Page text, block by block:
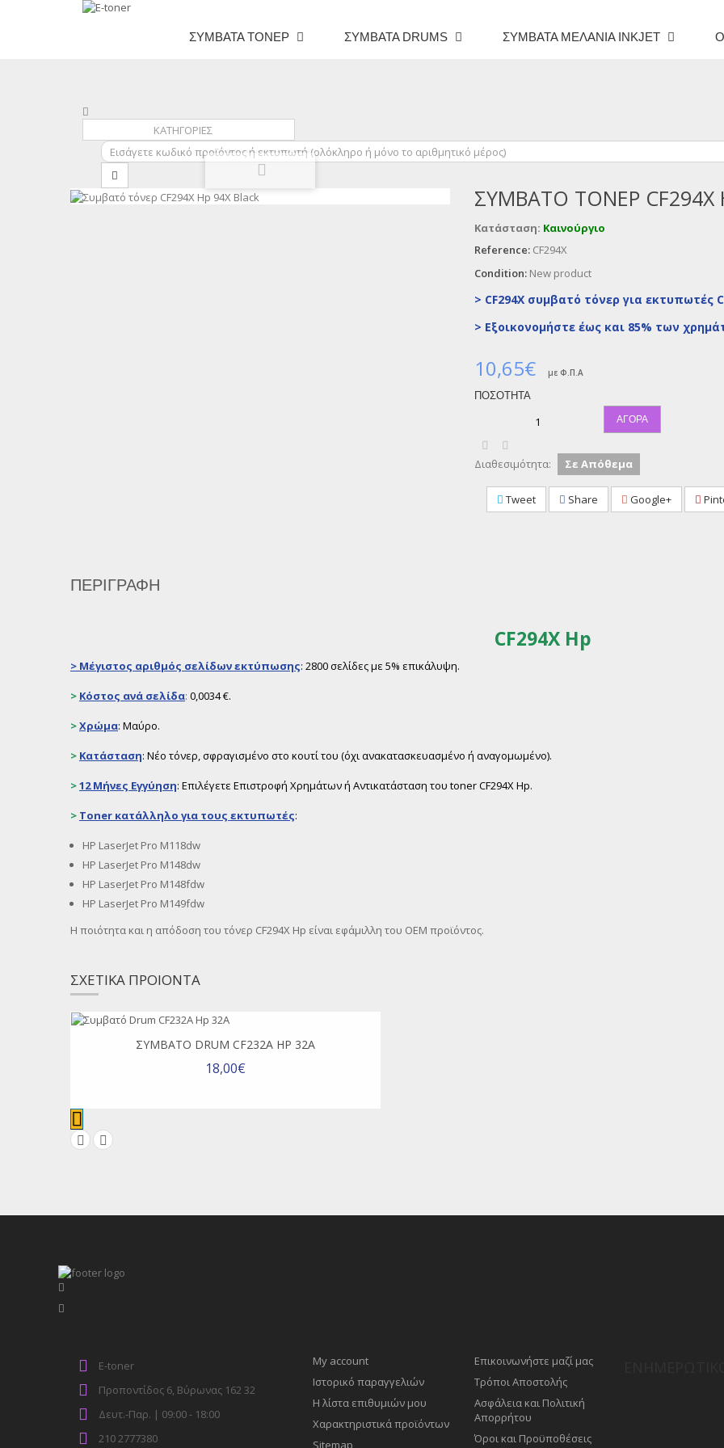
ΣΥΜΒΑΤΆ ΤΌΝΕΡ ΣΥΜΒΑΤΆ DRUMS ΣΥΜΒΑΤΆ ΜΕΛΆΝΙΑ INKJET
ΚΑΤΗΓΟΡΙΕΣ
ΣΥΜΒΑΤΌ ΤΌΝΕΡ CF294X
Κατάσταση: Καινούργιο
Reference: CF294X
Condition: New product
> CF294X συμβατό τόνερ για εκτυπωτές
> Εξοικονομήστε έως και 85% των
10,65€ με Φ.Π.Α
ΠΟΣΌΤΗΤΑ
ΑΓΟΡΆ
Διαθεσιμότητα: Σε Απόθεμα
Tweet Share Google+
ΠΕΡΙΓΡΑΦΉ
CF294X Hp
> Μέγιστος αριθμός σελίδων εκτύπωσης: 2800 σελίδες με 5% επικάλυψη.
> Κόστος ανά σελίδα: 0,0034 €.
>Χρώμα: Μαύρο.
> Κατάσταση: Νέο τόνερ, σφραγισμένο στο κουτί του (όχι ανακατασκευασμένο ή αναγομωμένο).
>12 Μήνες Εγγύηση: Επιλέγετε Επιστροφή Χρημάτων ή Αντικατάσταση του toner CF294X Hp.
> Toner κατάλληλο για τους εκτυπωτές:
HP LaserJet Pro M118dw
HP LaserJet Pro M148dw
HP LaserJet Pro M148fdw
HP LaserJet Pro M149fdw
Η ποιότητα και η απόδοση του τόνερ CF294X Hp είναι εφάμιλλη του OEM προϊόντος.
ΣΧΕΤΙΚΑ ΠΡΟΙΟΝΤΑ
ΣΥΜΒΑΤΌ DRUM CF232A HP 32A
18,00€
E-toner
Προποντίδος 6, Βύρωνας 162 32
Δευτ.-Παρ. | 09:00 - 18:00
210 2777380
My account
Ιστορικό παραγγελιών
Η λίστα επιθυμιών μου
Χαρακτηριστικά προϊόντων
Sitemap
Επικοινωνήστε μαζί μας
Τρόποι Αποστολής
Ασφάλεια και Πολιτική
Απορρήτου
Όροι και Προϋποθέσεις